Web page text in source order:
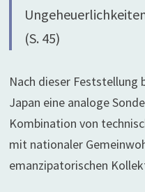
(S. 45)
Nach dieser Feststellung
Japan eine analoge
Kombination von
mit nationaler
emanzipatorischen